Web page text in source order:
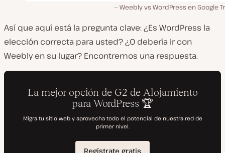
Weebly vs WordPress en Google
Así que aquí está la pregunta clave: ¿Es WordPress la
elección correcta para usted? ¿O debería ir con
Weebly en su lugar? Encontremos una respuesta.